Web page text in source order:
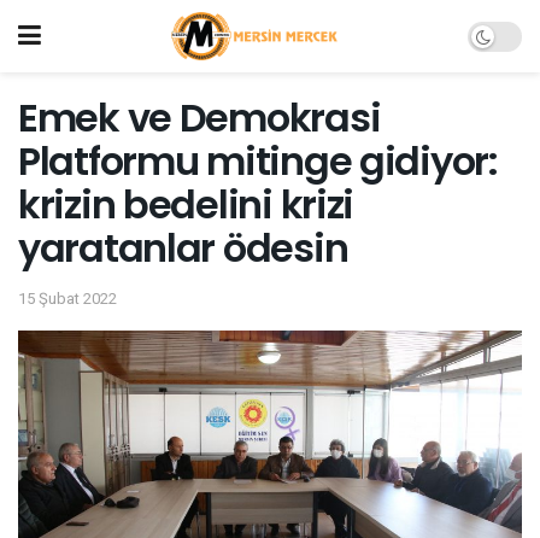
Emek ve Demokrasi
Platformu mitinge gidiyor:
krizin bedelini krizi
yaratanlar ödesin
15 Şubat 2022